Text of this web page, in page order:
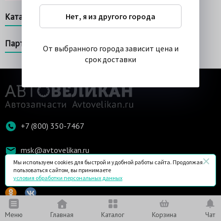
Меню Главная Каталог Корзина Чат
Каталог товаров
Партнерство
+7 (800) 350-7467
msk@avtovelikan.ru
Мы в соц. сетях
© 2020 ООО «РУСЭНКАР»
Нет, я из другого города
От выбранного города зависит цена и
срок доставки
Мы используем cookies для быстрой и удобной работы сайта. Продолжая
пользоваться сайтом, вы принимаете
условия обработки персональных данных